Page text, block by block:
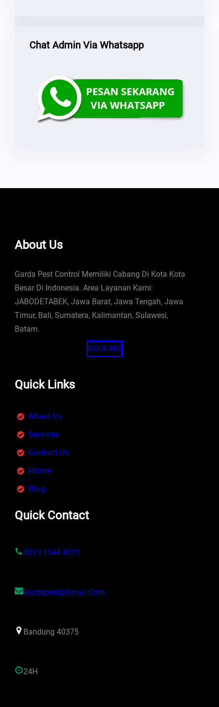
Chat Admin Via Whatsapp
About Us
Garda Pest Control Memiliki Cabang Di Kota Kota
Besar Di Indonesia. Area Layanan Kami:
JABODETABEK, Jawa Barat, Jawa Tengah, Jawa
Timur, Bali, Sumatera, Kalimantan, Sulawesi,
Batam.
BOOKING
Quick Links
About Us
Services
Contact Us
Home
Blog
Quick Contact
0813 1344 4221
Gardapest@gmail.com
Bandung 40375
24H